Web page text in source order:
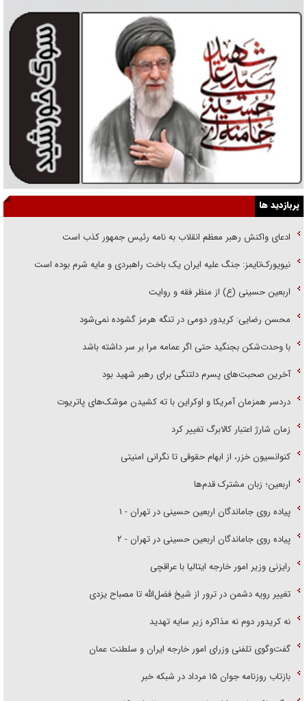
پربازدید ها
ادعای واکنش رهبر معظم انقلاب به نامه رئیس جمهور کذب است
نیویورک‌تایمز: جنگ علیه ایران یک باخت راهبردی و مایه شرم بوده است
اربعین حسینی (ع) از منظر فقه و روایت
محسن رضایی: کریدور دومی در تنگه هرمز گشوده نمی‌شود
با وحدت‌شکن بجنگید حتی اگر عمامه مرا بر سر داشته باشد
آخرین صحبت‌های پسرم دلتنگی برای رهبر شهید بود
دردسر همزمان آمریکا و اوکراین با ته کشیدن موشک‌های پاتریوت
زمان شارژ اعتبار کالابرگ تغییر کرد
کنوانسیون خزر، از ابهام حقوقی تا نگرانی امنیتی
اربعین؛ زبان مشترک قدم‌ها
پیاده روی جاماندگان اربعین حسینی در تهران - ۱
پیاده روی جاماندگان اربعین حسینی در تهران - ۲
رایزنی وزیر امور خارجه ایتالیا با عراقچی
تغییر رویه دشمن در ترور از شیخ فضل‌الله تا مصباح یزدی
نه کریدور دوم نه مذاکره زیر سایه تهدید
گفت‌وگوی تلفنی وزرای امور خارجه ایران و سلطنت عمان
بازتاب روزنامه جوان ۱۵ مرداد در شبکه خبر